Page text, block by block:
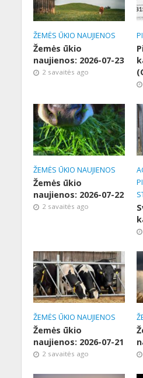
ŽEMĖS ŪKIO NAUJIENOS
Žemės ūkio
naujienos: 2026-07-23
2 savaitės ago
ŽEMĖS ŪKIO NAUJIENOS
Žemės ūkio
naujienos: 2026-07-22
2 savaitės ago
ŽEMĖS ŪKIO NAUJIENOS
Žemės ūkio
naujienos: 2026-07-21
2 savaitės ago